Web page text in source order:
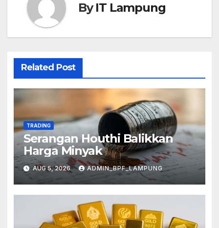
ByIT Lampung
Related Post
TRADING
Serangan Houthi Balikkan
Harga Minyak
AUG 5, 2026 ADMIN_BPF_LAMPUNG